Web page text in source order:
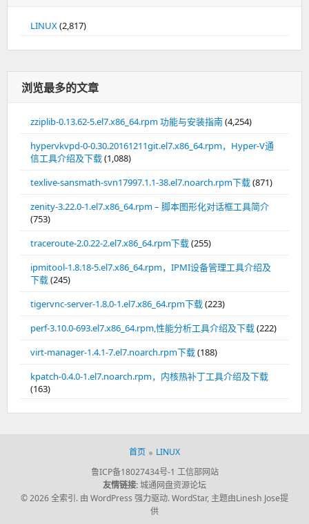
LINUX(2,817)
浏览最多的文章
zziplib-0.13.62-5.el7.x86_64.rpm 功能与安装指南(4,254)
hypervkvpd-0-0.30.20161211git.el7.x86_64.rpm，Hyper-V通
信工具介绍及下载(1,088)
texlive-sansmath-svn17997.1.1-38.el7.noarch.rpm下载(871)
zenity-3.22.0-1.el7.x86_64.rpm – 脚本图形化对话框工具简介
(753)
traceroute-2.0.22-2.el7.x86_64.rpm下载(255)
ipmitool-1.8.18-5.el7.x86_64.rpm，IPMI设备管理工具介绍及
下载(245)
tigervnc-server-1.8.0-1.el7.x86_64.rpm下载(223)
perf-3.10.0-693.el7.x86_64.rpm,性能分析工具介绍及下载(222)
virt-manager-1.4.1-7.el7.noarch.rpm下载(188)
kpatch-0.4.0-1.el7.noarch.rpm，内核热补丁工具介绍及下载
(163)
首页
LINUX
鲁ICP备18027434号-1 工信部网站
友情链接:城通网盘资源论坛
© 2026 全索引. 由 WordPress 强力驱动.WordStar, 主题由Linesh Jose提
供